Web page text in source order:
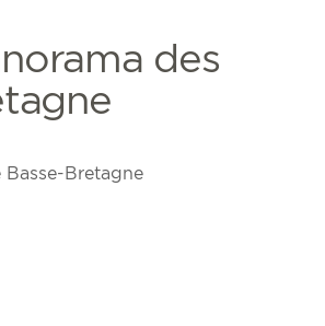
des
Bretagne